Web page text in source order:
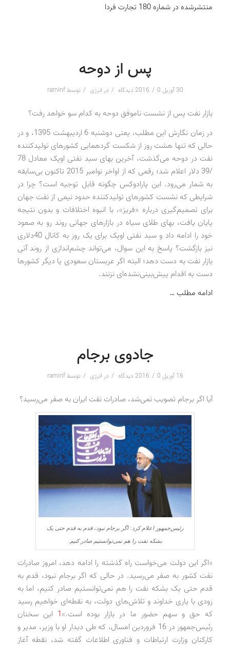
منتشرشده در شماره 180 تجارت فردا
پس از دوحه
30 آوریل 2016 / 0 دیدگاه / در انرژی / توسطraminf
بازار نفت پس از نشست ناموفق دوحه به کدام سو خواهد رفت؟
در زمان نگارش این مطلب، یعنی دوشنبه 6 اردیبهشت 1395، و در
حالی که تنها هشت روز از شکست گردهمایی کشورهای تولیدکننده
نفت در دوحه می‌گذشت، آخرین بهای سبد نفتی اوپک معادل 78
/39 دلار اعلام شد؛ رقمی که از اواخر نوامبر 2015 تاکنون بی‌سابقه
به شمار می‌رود. این پارادوکس چگونه قابل توجیه است؟ چرا در
شرایطی که نشست کشورهای تولیدکننده حدود نیمی از نفت جهان
برای تصمیم‌گیری درباره «فریز»، با انبوه اختلافات و بدون نتیجه
پایان یافت، بهای طلای سیاه در بازارهای جهانی روند رو به صعود
خود را ادامه داد و سبد نفتی اوپک برای یک روز به کانال 40‌دلاری
نیز بازگشت؟ پاسخ به این سوال، می‌تواند چشم‌اندازی از روند آتی
بازار نفت به دست دهد؛ البته اگر عربستان سعودی یا دیگر کشورها
دست به اقدام پیش‌بینی‌نشده‌ای نزنند.
ادامه مطلب …
جادوی برجام
16 آوریل 2016 / 0 دیدگاه / در انرژی / توسطraminf
آیا اگر برجام تصویب نمی‌شد، صادرات نفت ایران به صفر می‌رسید؟
رئیس‌جمهور اعلام کرد: اگر برجام نبود، قدم به قدم حتی یک
بشکه نفت را هم نمی‌توانستیم صادر کنیم.
«اگر این دولت می‌خواست راه گذشته را ادامه دهد، امروز صادرات
نفت کشور به صفر می‌رسید. در حالی که اگر برجام نبود، قدم به
قدم حتی یک بشکه نفت را هم نمی‌توانستیم صادر کنیم، اما به
زودی با یاری خداوند و تلاش‌های دولت، به نقطه‌ای خواهیم رسید
که حق و سهم حضور ما در بازار بوده است.»1 این سخنان
رئیس‌جمهور در 16 فروردین امسال، که طی دیدار او با وزیر، مدیر و
کارکنان وزارت ارتباطات و فناوری اطلاعات گفته شد، نقطه آغاز